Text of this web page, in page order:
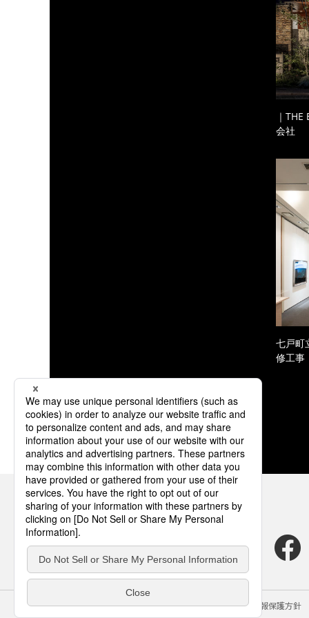
｜
会社
七戸町
修工事
サイトのご利用にあたって クッキーポリシー 個人情報保護方針